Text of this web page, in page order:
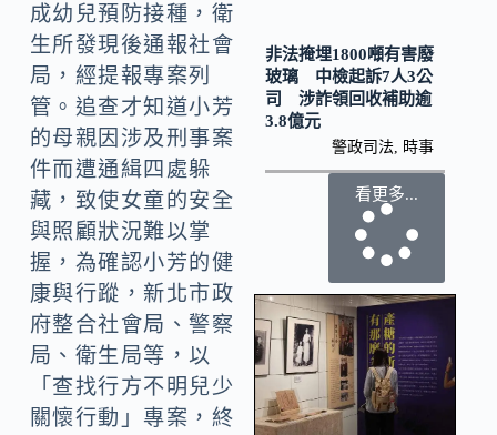
成幼兒預防接種，衛
生所發現後通報社會
局，經提報專案列
管。追查才知道小芳
的母親因涉及刑事案
件而遭通緝四處躲
藏，致使女童的安全
與照顧狀況難以掌
握，為確認小芳的健
康與行蹤，新北市政
府整合社會局、警察
局、衛生局等，以
「查找行方不明兒少
關懷行動」專案，終
非法掩埋1800噸有害廢
玻璃 中檢起訴7人3公
司 涉詐領回收補助逾
3.8億元
警政司法 時事
看更多...